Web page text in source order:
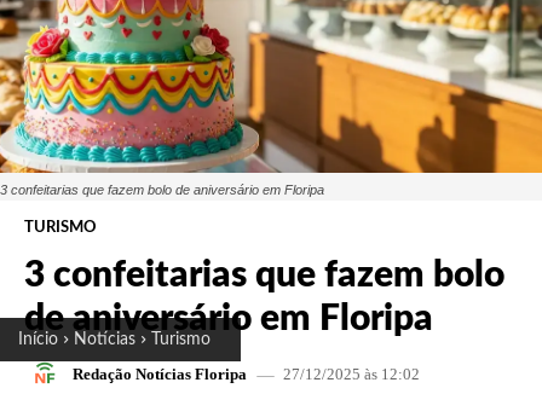
Início Notícias Turismo
3 confeitarias que fazem bolo de aniversário em Floripa
TURISMO
3 confeitarias que fazem bolo
de aniversário em Floripa
Redação Notícias Floripa 27/12/2025 às 12:02